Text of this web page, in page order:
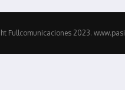
Fullcomunicaciones 2023.